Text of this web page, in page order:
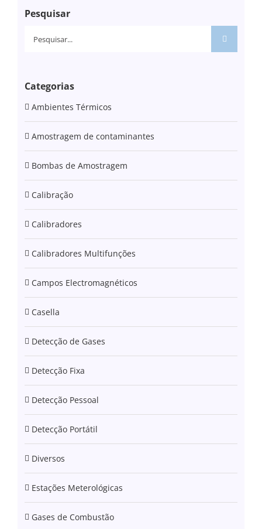
Pesquisar
Pesquisar
Categorias
Ambientes Térmicos
Amostragem de contaminantes
Bombas de Amostragem
Calibração
Calibradores
Calibradores Multifunções
Campos Electromagnéticos
Casella
Detecção de Gases
Detecção Fixa
Detecção Pessoal
Detecção Portátil
Diversos
Estações Meterológicas
Gases de Combustão